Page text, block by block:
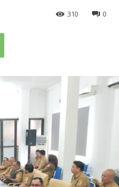
0
310